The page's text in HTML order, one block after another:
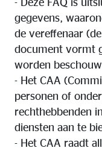
gegevens,
de vereffenaar
document vormt
worden
- Het CAA
personen of
rechthebbenden
diensten aan te
- Het CAA raadt